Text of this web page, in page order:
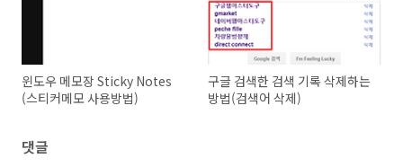
윈도우 메모장 Sticky Notes
(스티커메모 사용방법)
구글 검색한 검색 기록 삭제하는
방법(검색어 삭제)
댓글